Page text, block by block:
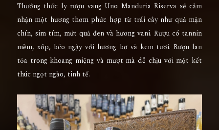
Thưởng thức ly rượu vang Uno Manduria Riserva sẽ cảm
nhận một hương thơm phức hợp từ trái cây như quả mận
chín, sim tím, mứt quả đen và hương vani. Rượu có tannin
mềm, xốp, béo ngậy với hương bơ và kem tươi. Rượu lan
tỏa trong khoang miệng và mượt mà dễ chịu với một kết
thúc ngọt ngào, tinh tế.